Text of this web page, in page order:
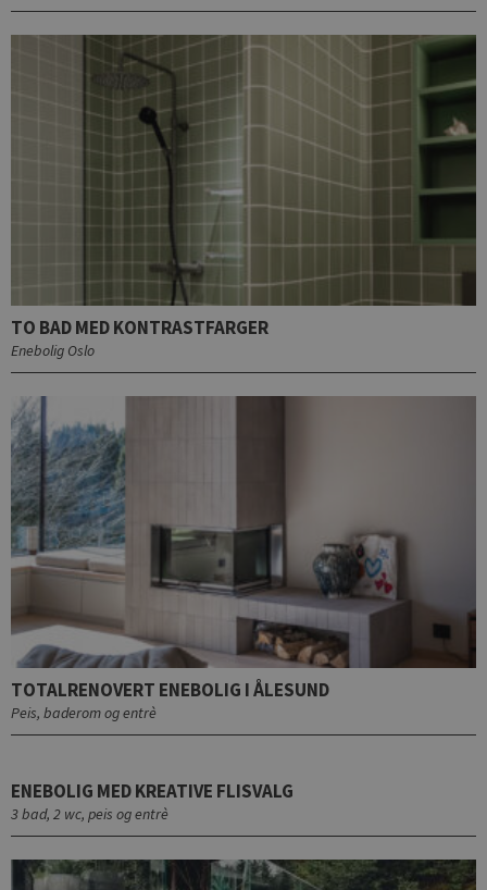
TO BAD MED KONTRASTFARGER
Enebolig Oslo
TOTALRENOVERT ENEBOLIG I ÅLESUND
Peis, baderom og entrè
ENEBOLIG MED KREATIVE FLISVALG
3 bad, 2 wc, peis og entrè